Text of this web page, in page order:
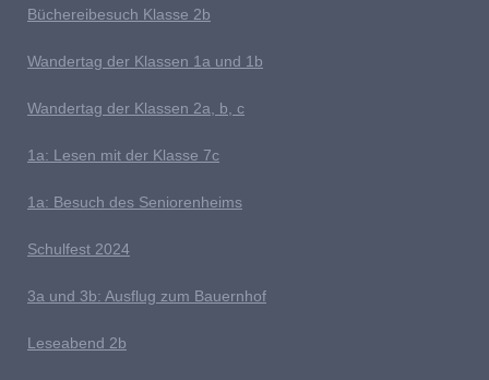
Büchereibesuch Klasse 2b
Wandertag der Klassen 1a und 1b
Wandertag der Klassen 2a, b, c
1a: Lesen mit der Klasse 7c
1a: Besuch des Seniorenheims
Schulfest 2024
3a und 3b: Ausflug zum Bauernhof
L eseabend 2b